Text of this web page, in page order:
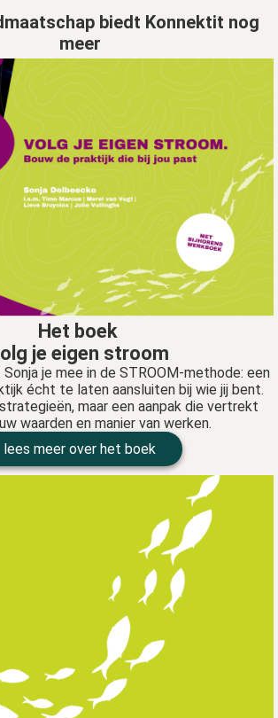
biedt Konnektit nog
meer
Het boek
je eigen stroom
je mee in de STROOM-methode: een
écht te laten aansluiten bij wie jij bent.
maar een aanpak die vertrekt
waarden en manier van werken.
lees meer over het boek